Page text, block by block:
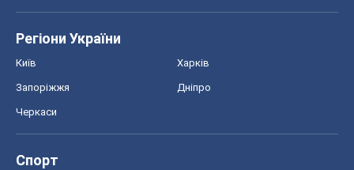
Регіони України
Київ Харків
Запоріжжя Дніпро
Черкаси
Спорт